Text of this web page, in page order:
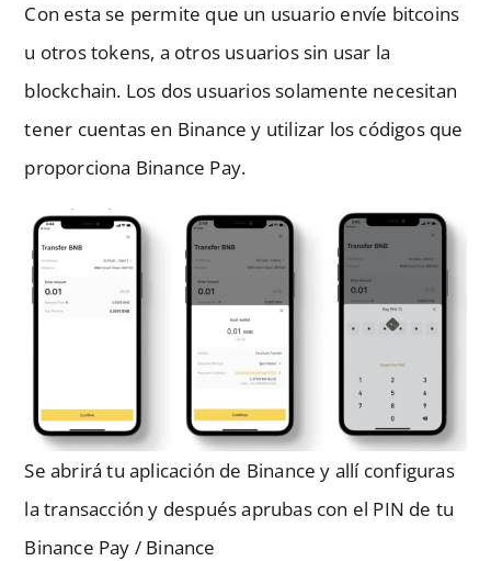
Con esta se permite que un usuario envíe bitcoins
u otros tokens, a otros usuarios sin usar la
blockchain. Los dos usuarios solamente necesitan
tener cuentas en Binance y utilizar los códigos que
proporciona Binance Pay.
Se abrirá tu aplicación de Binance y allí configuras
la transacción y después aprubas con el PIN de tu
Binance Pay / Binance